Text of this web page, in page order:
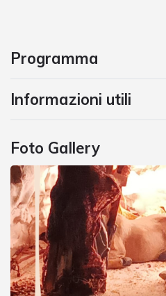
Programma
Informazioni utili
Foto Gallery